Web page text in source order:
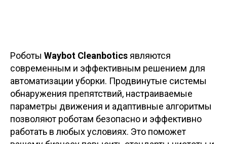
Роботы Waybot Cleanbotics являются
современным и эффективным решением для
автоматизации уборки. Продвинутые системы
обнаружения препятствий, настраиваемые
параметры движения и адаптивные алгоритмы
позволяют роботам безопасно и эффективно
работать в любых условиях. Это поможет